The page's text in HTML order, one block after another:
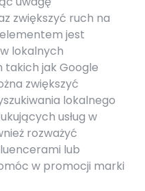
zwiększyć ruch na
jest
lokalnych
jak Google
zwiększyć
lokalnego
usług w
rozważyć
lub
w promocji marki